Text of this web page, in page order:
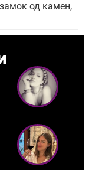
од камен,